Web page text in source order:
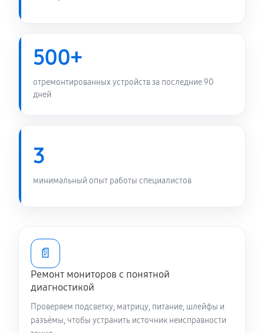
500+
отремонтированных устройств за последние 90
дней
3
минимальный опыт работы специалистов
📄
Ремонт мониторов с понятной
диагностикой
Проверяем подсветку, матрицу, питание, шлейфы и
разъёмы, чтобы устранить источник неисправности